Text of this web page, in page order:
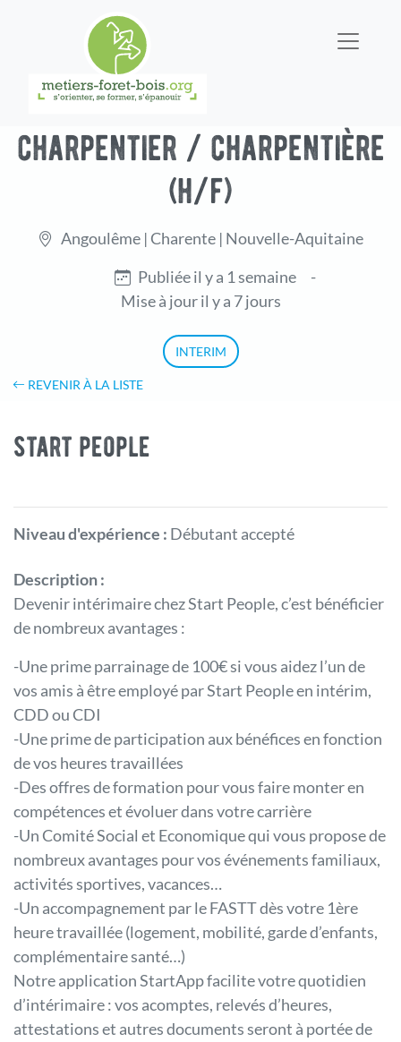
charpentier / charpentière
(h/f)
Angoulême | Charente | Nouvelle-Aquitaine
Publiée il y a 1 semaine
-
Mise à jour il y a 7 jours
INTERIM
REVENIR À LA LISTE
start people
Niveau d'expérience : Débutant accepté
Description :
Devenir intérimaire chez Start People, c’est bénéficier
de nombreux avantages :
-Une prime parrainage de 100€ si vous aidez l’un de
vos amis à être employé par Start People en intérim,
CDD ou CDI
-Une prime de participation aux bénéfices en fonction
de vos heures travaillées
-Des offres de formation pour vous faire monter en
compétences et évoluer dans votre carrière
-Un Comité Social et Economique qui vous propose de
nombreux avantages pour vos événements familiaux,
activités sportives, vacances…
-Un accompagnement par le FASTT dès votre 1ère
heure travaillée (logement, mobilité, garde d’enfants,
complémentaire santé…)
Notre application StartApp facilite votre quotidien
d’intérimaire : vos acomptes, relevés d’heures,
attestations et autres documents seront à portée de